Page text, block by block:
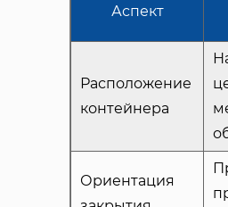
Аспект
Расположение
контейнера
Ориентация